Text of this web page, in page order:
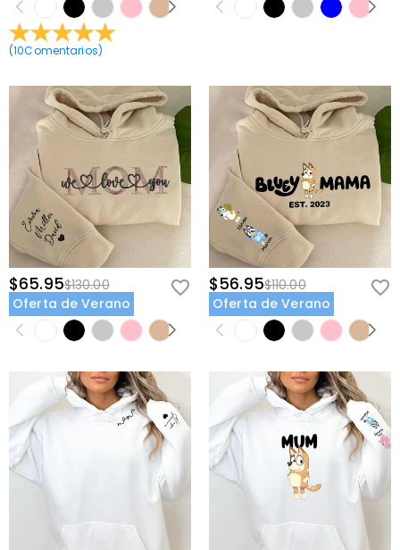
(10Comentarios)
$65.95$130.00
Oferta de Verano
$56.95$110.00
Oferta de Verano